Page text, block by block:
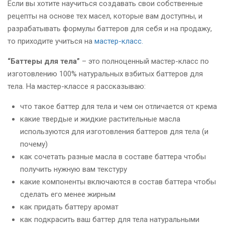
Если вы хотите научиться создавать свои собственные
рецепты на основе тех масел, которые вам доступны, и
разрабатывать формулы баттеров для себя и на продажу,
то приходите учиться на мастер-класс.
“Баттеры для тела” – это полноценный мастер-класс по
изготовлению 100% натуральных взбитых баттеров для
тела. На мастер-классе я рассказываю:
что такое баттер для тела и чем он отличается от крема
какие твердые и жидкие растительные масла
используются для изготовления баттеров для тела (и
почему)
как сочетать разные масла в составе баттера чтобы
получить нужную вам текстуру
какие компоненты включаются в состав баттера чтобы
сделать его менее жирным
как придать баттеру аромат
как подкрасить ваш баттер для тела натуральными